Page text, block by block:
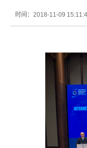
时间：2018-11-09